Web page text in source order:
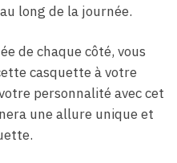
long de la journée.
de chaque côté, vous
casquette à votre
personnalité avec cet
une allure unique et